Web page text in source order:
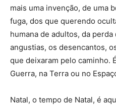
mais uma invenção, de uma
fuga, dos que querendo
humana de adultos, da
angustias, os desencantos,
que deixaram pelo caminho.
Guerra, na Terra ou no
Natal, o tempo de Natal, é